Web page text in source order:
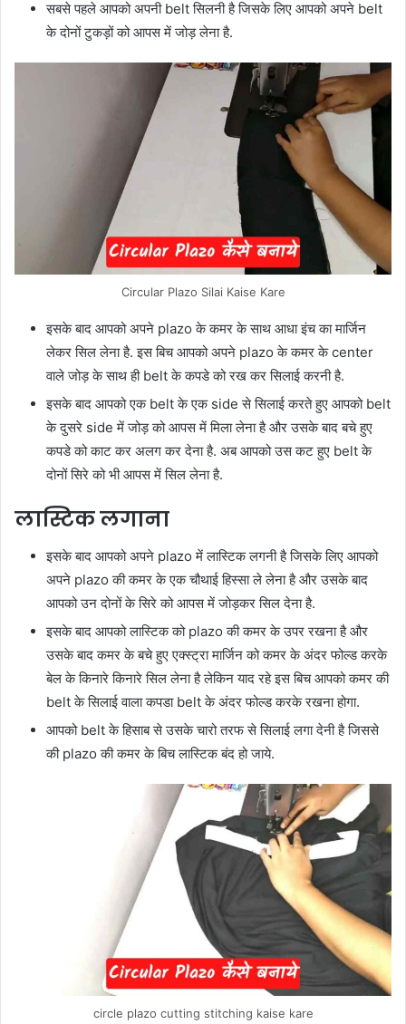
सबसे पहले आपको अपनी belt सिलनी है जिसके लिए आपको अपने belt
के दोनों टुकड़ों को आपस में जोड़ लेना है.
Circular Plazo Silai Kaise Kare
इसके बाद आपको अपने plazo के कमर के साथ आधा इंच का मार्जिन
लेकर सिल लेना है. इस बिच आपको अपने plazo के कमर के center
वाले जोड़ के साथ ही belt के कपडे को रख कर सिलाई करनी है.
इसके बाद आपको एक belt के एक side से सिलाई करते हुए आपको belt
के दुसरे side में जोड़ को आपस में मिला लेना है और उसके बाद बचे हुए
कपडे को काट कर अलग कर देना है. अब आपको उस कट हुए belt के
दोनों सिरे को भी आपस में सिल लेना है.
लास्टिक लगाना
इसके बाद आपको अपने plazo में लास्टिक लगनी है जिसके लिए आपको
अपने plazo की कमर के एक चौथाई हिस्सा ले लेना है और उसके बाद
आपको उन दोनों के सिरे को आपस में जोड़कर सिल देना है.
इसके बाद आपको लास्टिक को plazo की कमर के उपर रखना है और
उसके बाद कमर के बचे हुए एक्स्ट्रा मार्जिन को कमर के अंदर फोल्ड करके
बेल के किनारे किनारे सिल लेना है लेकिन याद रहे इस बिच आपको कमर की
belt के सिलाई वाला कपडा belt के अंदर फोल्ड करके रखना होगा.
आपको belt के हिसाब से उसके चारो तरफ से सिलाई लगा देनी है जिससे
की plazo की कमर के बिच लास्टिक बंद हो जाये.
circle plazo cutting stitching kaise kare